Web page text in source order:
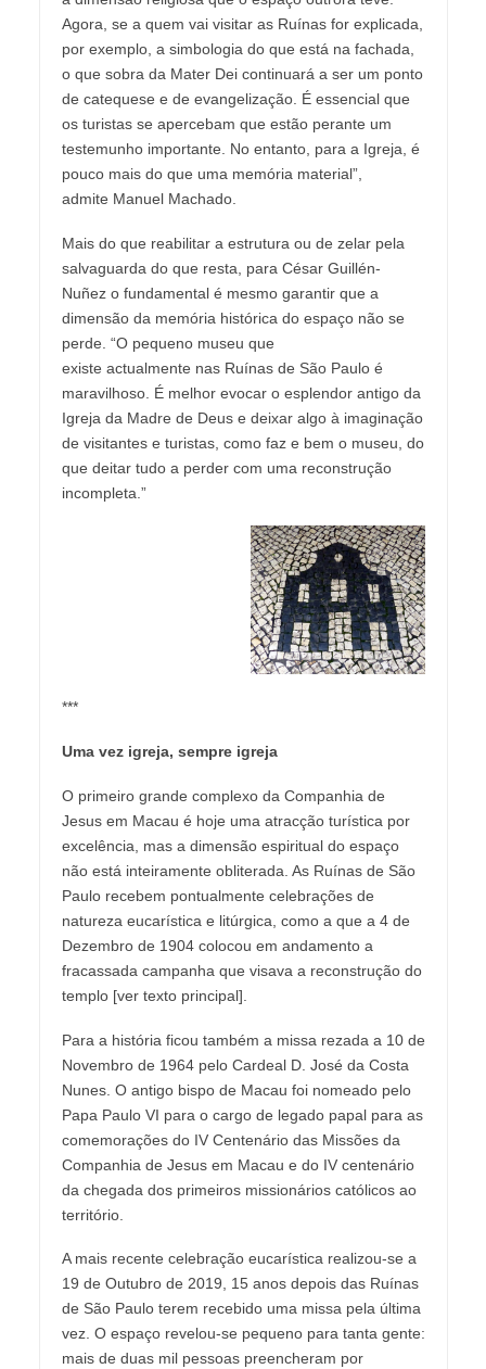
Agora, se a quem vai visitar as Ruínas for explicada,
por exemplo, a simbologia do que está na fachada,
o que sobra da Mater Dei continuará a ser um ponto
de catequese e de evangelização. É essencial que
os turistas se apercebam que estão perante um
testemunho importante. No entanto, para a Igreja, é
pouco mais do que uma memória material”,
admite Manuel Machado.
Mais do que reabilitar a estrutura ou de zelar pela
salvaguarda do que resta, para César Guillén-
Nuñez o fundamental é mesmo garantir que a
dimensão da memória histórica do espaço não se
perde. “O pequeno museu que
existe actualmente nas Ruínas de São Paulo é
maravilhoso. É melhor evocar o esplendor antigo da
Igreja da Madre de Deus e deixar algo à imaginação
de visitantes e turistas, como faz e bem o museu, do
que deitar tudo a perder com uma reconstrução
incompleta.”
***
Uma vez igreja, sempre igreja
O primeiro grande complexo da Companhia de
Jesus em Macau é hoje uma atracção turística por
excelência, mas a dimensão espiritual do espaço
não está inteiramente obliterada. As Ruínas de São
Paulo recebem pontualmente celebrações de
natureza eucarística e litúrgica, como a que a 4 de
Dezembro de 1904 colocou em andamento a
fracassada campanha que visava a reconstrução do
templo [ver texto principal].
Para a história ficou também a missa rezada a 10 de
Novembro de 1964 pelo Cardeal D. José da Costa
Nunes. O antigo bispo de Macau foi nomeado pelo
Papa Paulo VI para o cargo de legado papal para as
comemorações do IV Centenário das Missões da
Companhia de Jesus em Macau e do IV centenário
da chegada dos primeiros missionários católicos ao
território.
A mais recente celebração eucarística realizou-se a
19 de Outubro de 2019, 15 anos depois das Ruínas
de São Paulo terem recebido uma missa pela última
vez. O espaço revelou-se pequeno para tanta gente:
mais de duas mil pessoas preencheram por